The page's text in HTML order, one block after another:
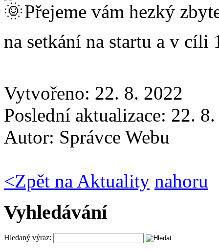
Přejeme vám hezký
na setkání na startu a v cíli
Vytvořeno: 22. 8. 2022
Poslední aktualizace: 22.
Autor: Správce Webu
<Zpět na Aktuality nahoru
Vyhledávání
Hledaný výraz: